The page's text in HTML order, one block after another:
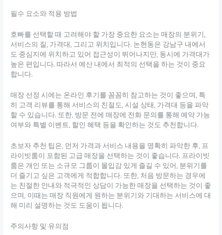
필수 요소와 적용 방법
호빠를 선택할 때 고려해야 할 가장 중요한 요소는 매장의 분위기,
서비스의 질, 가격대, 그리고 위치입니다. 논현동은 강남구 내에서
도 중심지에 위치하고 있어 접근성이 뛰어나지만, 동시에 가격대가
높은 편입니다. 따라서 예산 내에서 최적의 선택을 하는 것이 중요
합니다.
매장 선정 시에는 온라인 후기를 꼼꼼히 참고하는 것이 좋으며, 특
히 고객 리뷰를 통해 서비스의 친절도, 시설 상태, 가격대 등을 파악
할 수 있습니다. 또한, 방문 전에 매장에 전화 문의를 통해 예약 가능
여부와 특별 이벤트, 할인 혜택 등을 확인하는 것도 추천합니다.
초보자 추천 팁은, 먼저 가격과 서비스 내용을 명확히 파악한 후, 프
라이빗룸이 포함된 고급 매장을 선택하는 것이 좋습니다. 프라이빗
룸은 개인 또는 소규모 그룹이 몰입감 있게 즐길 수 있어, 분위기를
더 즐기고 싶은 고객에게 적합합니다. 또한, 처음 방문하는 경우에
는 친절한 안내와 적극적인 상담이 가능한 매장을 선택하는 것이 좋
으며, 이때는 매장 직원에게 원하는 분위기와 기대하는 서비스에 대
해 미리 설명하는 것도 도움이 됩니다.
주의사항 및 유의점